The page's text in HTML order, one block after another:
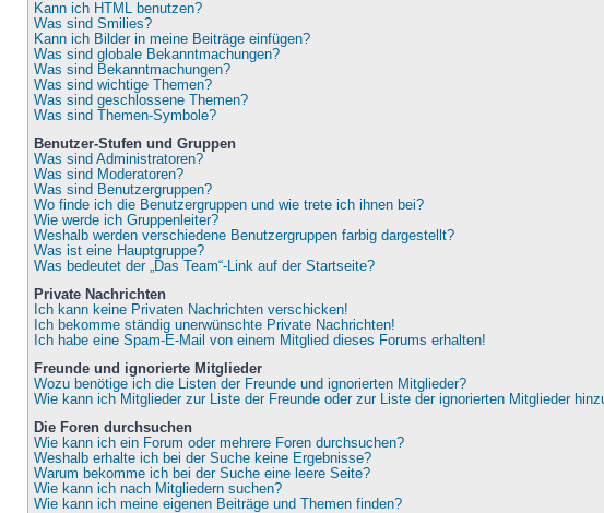
Kann ich HTML benutzen?
Was sind Smilies?
Kann ich Bilder in meine Beiträge einfügen?
Was sind globale Bekanntmachungen?
Was sind Bekanntmachungen?
Was sind wichtige Themen?
Was sind geschlossene Themen?
Was sind Themen-Symbole?
Benutzer-Stufen und Gruppen
Was sind Administratoren?
Was sind Moderatoren?
Was sind Benutzergruppen?
Wo finde ich die Benutzergruppen und wie trete ich ihnen bei?
Wie werde ich Gruppenleiter?
Weshalb werden verschiedene Benutzergruppen farbig dargestellt?
Was ist eine Hauptgruppe?
Was bedeutet der „Das Team“-Link auf der Startseite?
Private Nachrichten
Ich kann keine Privaten Nachrichten verschicken!
Ich bekomme ständig unerwünschte Private Nachrichten!
Ich habe eine Spam-E-Mail von einem Mitglied dieses Forums erhalten!
Freunde und ignorierte Mitglieder
Wozu benötige ich die Listen der Freunde und ignorierten Mitglieder?
Wie kann ich Mitglieder zur Liste der Freunde oder zur Liste der ignorierten Mitglieder
Die Foren durchsuchen
Wie kann ich ein Forum oder mehrere Foren durchsuchen?
Weshalb erhalte ich bei der Suche keine Ergebnisse?
Warum bekomme ich bei der Suche eine leere Seite?
Wie kann ich nach Mitgliedern suchen?
Wie kann ich meine eigenen Beiträge und Themen finden?